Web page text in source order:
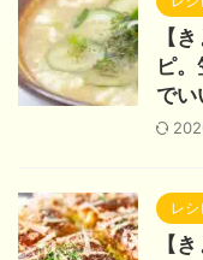
【
ピ
でい
レシ
【